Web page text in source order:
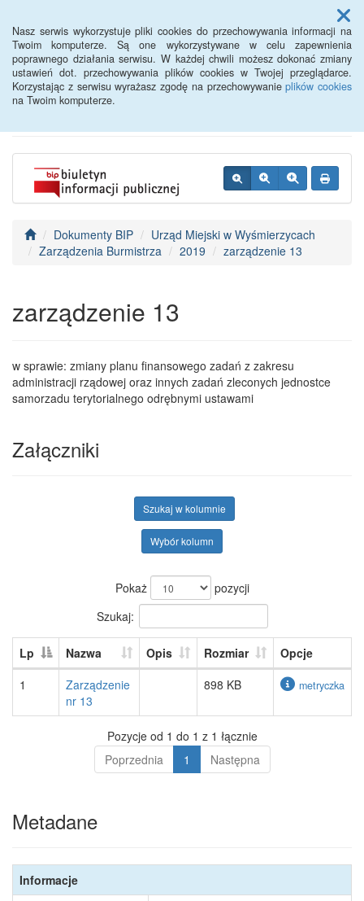
Nasz serwis wykorzystuje pliki cookies do przechowywania informacji na
Twoim komputerze. Są one wykorzystywane w celu zapewnienia
poprawnego działania serwisu. W każdej chwili możesz dokonać zmiany
ustawień dot. przechowywania plików cookies w Twojej przeglądarce.
Korzystając z serwisu wyrażasz zgodę na przechowywanieplików cookies
na Twoim komputerze.
Menu
BIP - Urząd Miejski
Wyśmierzyce
Dokumenty BIP
Urząd Miejski w Wyśmierzycach
Zarządzenia Burmistrza
2019 zarządzenie 13
zarządzenie 13
w sprawie: zmiany planu finansowego zadań z zakresu
administracji rządowej oraz innych zadań zleconych jednostce
samorzadu terytorialnego odrębnymi ustawami
Załączniki
Szukaj w kolumnie
Wybór kolumn
Pokaż
pozycji
Szukaj:
Lp Nazwa Opis Rozmiar
Opcje
1
Zarządzenie
nr 13
898 KB metryczka
Pozycje od 1 do 1 z 1 łącznie
Poprzednia
1 Następna
Metadane
Informacje